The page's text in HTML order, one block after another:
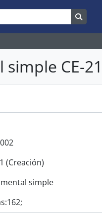
CE-
(Creación)
simple